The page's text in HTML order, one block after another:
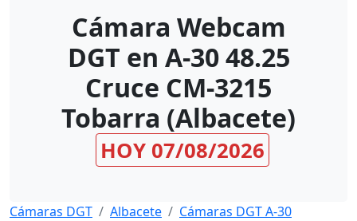
Cámara Webcam
DGT en A-30 48.25
Cruce CM-3215
Tobarra (Albacete)
HOY 07/08/2026
Cámaras DGT Albacete
Cámaras DGT A-30